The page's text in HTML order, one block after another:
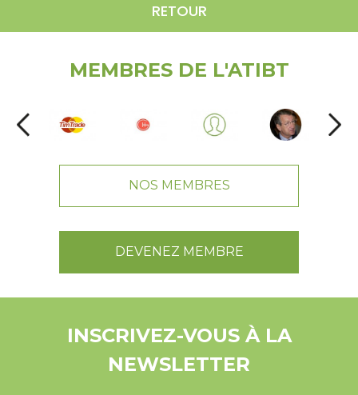
RETOUR
MEMBRES DE L'ATIBT
NOS MEMBRES
DEVENEZ MEMBRE
INSCRIVEZ-VOUS À LA
NEWSLETTER